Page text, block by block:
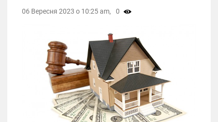
06 Вересня 2023 о 10:25 am, 0